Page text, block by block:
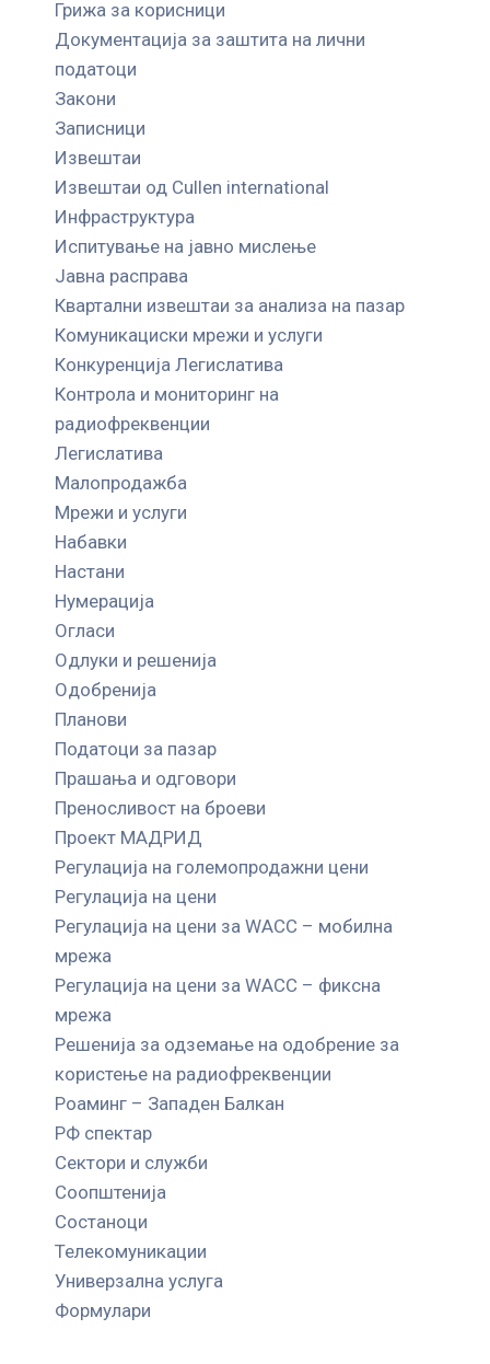
Грижа за корисници
Документација за заштита на лични
податоци
Закони
Записници
Извештаи
Извештаи од Cullen international
Инфраструктура
Испитување на јавно мислење
Јавна расправа
Квартални извештаи за анализа на пазар
Комуникациски мрежи и услуги
Конкуренција Легислатива
Контрола и мониторинг на
радиофреквенции
Легислатива
Малопродажба
Мрежи и услуги
Набавки
Настани
Нумерација
Огласи
Одлуки и решенија
Одобренија
Планови
Податоци за пазар
Прашања и одговори
Преносливост на броеви
Проект МАДРИД
Регулација на големопродажни цени
Регулација на цени
Регулација на цени за WACC – мобилна
мрежа
Регулација на цени за WACC – фиксна
мрежа
Решенија за одземање на одобрение за
користење на радиофреквенции
Роаминг – Западен Балкан
РФ спектар
Сектори и служби
Соопштенија
Состаноци
Телекомуникации
Универзална услуга
Формулари